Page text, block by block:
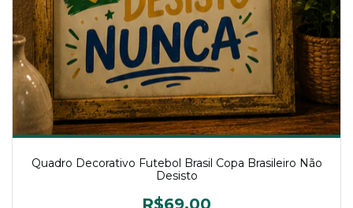
Quadro Decorativo Futebol Brasil Copa Brasileiro Não
Desisto
R$69,00